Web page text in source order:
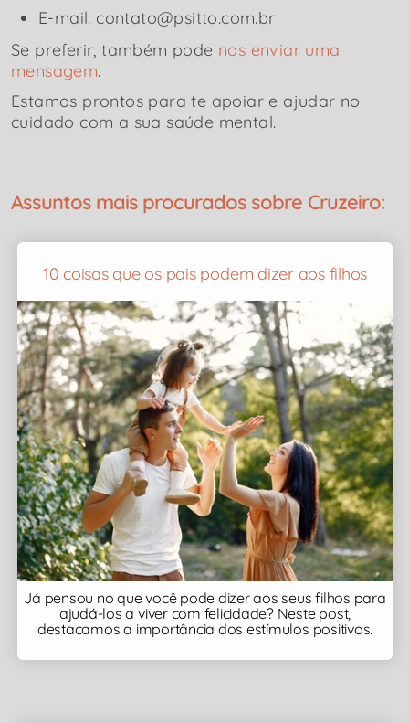
E-mail: contato@psitto.com.br
Se preferir, também pode nos enviar uma
mensagem.
Estamos prontos para te apoiar e ajudar no
cuidado com a sua saúde mental.
Assuntos mais procurados sobre Cruzeiro:
10 coisas que os pais podem dizer aos filhos
Já pensou no que você pode dizer aos seus filhos para
ajudá-los a viver com felicidade? Neste post,
destacamos a importância dos estímulos positivos.